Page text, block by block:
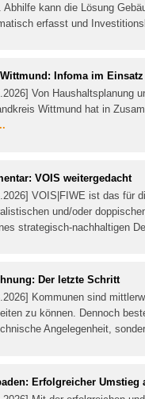
Abhilfe kann die Lösung
erfasst und
Infoma im Einsatz
Von Haushaltsplanung
Wittmund hat in
VOIS weitergedacht
VOIS|FIWE ist das für
und/oder
strategisch-nachhaltigen
Der letzte Schritt
Kommunen sind
zu können. Dennoch
Angelegenheit,
Erfolgreicher Umstieg